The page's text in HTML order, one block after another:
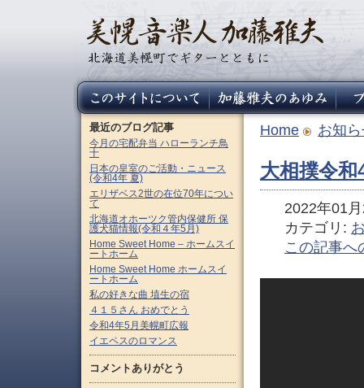
Home お知
大相撲令和
2022年01
カテゴリ:
この記事へ
最近のブログ記事
今月の宅配弁当 ハローランチ鳥
十
日本の皇室のご活動・ニュース
(令和4年 夏)
エリザベス2世の在位70年につい
て
北海道オホーツク管内保健所 保
護犬猫情報(令和４年5月)
Home Sweet Home – ホームスイ
ートホーム
Home Sweet Home ホームスイ
ートホーム
私の好きな曲 埴生の宿
４１５さん おめでとう
令和4年5月美幌町広報
イエペスのロマンス
コメントありがとう